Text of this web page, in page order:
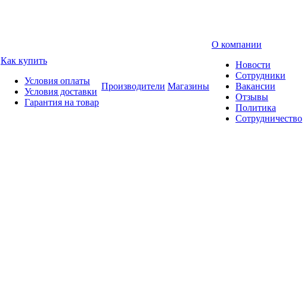
Как купить
Условия оплаты
Условия доставки
Гарантия на товар
Производители Магазины
О компании
Новости
Сотрудники
Вакансии
Отзывы
Политика
Сотрудничество